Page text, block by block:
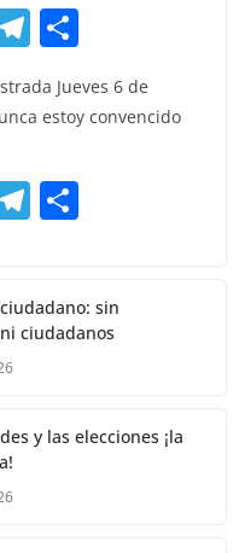
T
el
e
a
m
ar
e
Jueves 6 de
estoy convencido
T
gr
a
esin
ciudadanos
y las elecciones ¡la